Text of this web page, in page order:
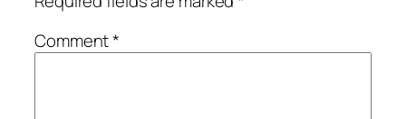
Comment*